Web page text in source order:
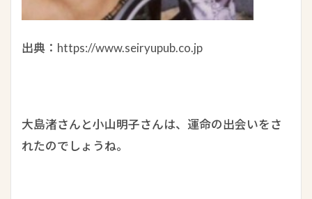
出典：https://www.seiryupub.co.jp
大島渚さんと小山明子さんは、運命の出会いをさ
れたのでしょうね。